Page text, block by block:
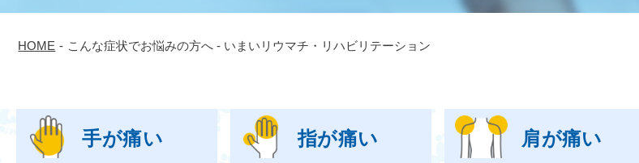
HOME - こんな症状でお悩みの方へ - いまいリウマチ・リハビリテーション
手が痛い 指が痛い 肩が痛い